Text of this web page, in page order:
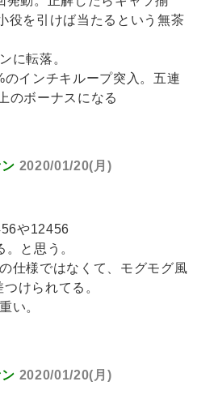
役を引けば当たるという無茶
に転落。
インチキループ突入。五連
のボーナスになる
2020/01/20(月)
や12456
と思う。
仕様ではなくて、モグモグ風
けられてる。
い。
2020/01/20(月)